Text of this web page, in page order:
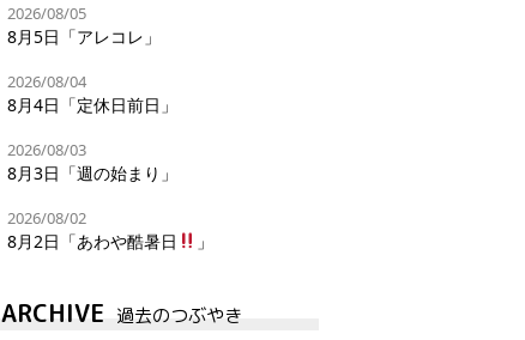
2026/08/05
8月5日「アレコレ」
2026/08/04
8月4日「定休日前日」
2026/08/03
8月3日「週の始まり」
2026/08/02
8月2日「あわや酷暑日 」
ARCHIVE 過去のつぶやき